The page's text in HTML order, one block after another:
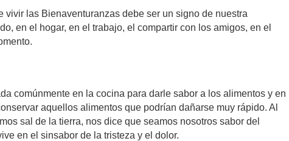
vivir las Bienaventuranzas debe ser un signo de nuestra
en el hogar, en el trabajo, el compartir con los amigos, en el
comúnmente en la cocina para darle sabor a los alimentos y en
aquellos alimentos que podrían dañarse muy rápido. Al
sal de la tierra, nos dice que seamos nosotros sabor del
en el sinsabor de la tristeza y el dolor.